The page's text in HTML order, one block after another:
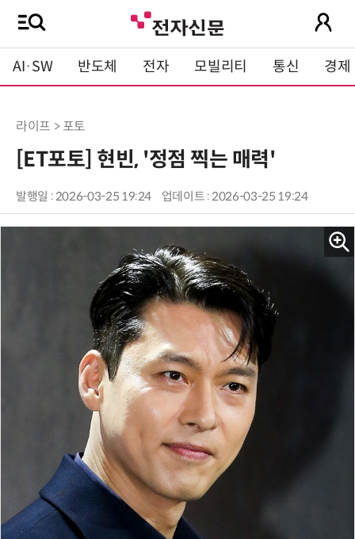
AI·SW 반도체 전자 모빌리티 통신 경제
라이프 > 포토
[ET포토] 현빈, '정점 찍는 매력'
발행일 : 2026-03-25 19:24 업데이트 : 2026-03-25 19:24